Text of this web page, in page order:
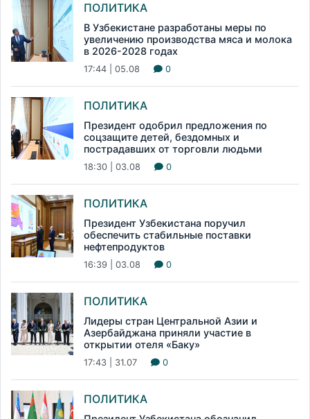
ПОЛИТИКА
В Узбекистане разработаны меры по
увеличению производства мяса и молока
в 2026-2028 годах
17:44 | 05.08 0
ПОЛИТИКА
Президент одобрил предложения по
соцзащите детей, бездомных и
пострадавших от торговли людьми
18:30 | 03.08 0
ПОЛИТИКА
Президент Узбекистана поручил
обеспечить стабильные поставки
нефтепродуктов
16:39 | 03.08 0
ПОЛИТИКА
Лидеры стран Центральной Азии и
Азербайджана приняли участие в
открытии отеля «Баку»
17:43 | 31.07 0
ПОЛИТИКА